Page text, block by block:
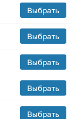
Выбрать
Выбрать
Выбрать
Выбрать
Выбрать